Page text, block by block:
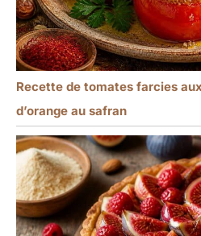
Recette de tomates farcies
d’orange au safran